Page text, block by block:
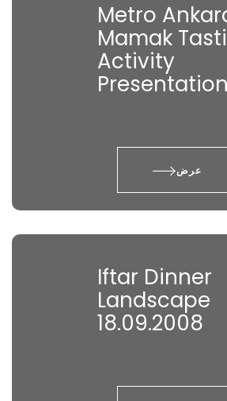
Metro
Mamak
Activity
Presentation
عرض
Iftar Dinner
Landscape
18.09.2008